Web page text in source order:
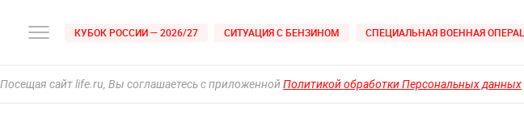
КУБОК РОССИИ — 2026/27 СИТУАЦИЯ С БЕНЗИНОМ СПЕЦИАЛЬНАЯ ВОЕННАЯ
Посещая сайт life.ru, Вы соглашаетесь с приложеннойПолитикой обработки Персональных данных